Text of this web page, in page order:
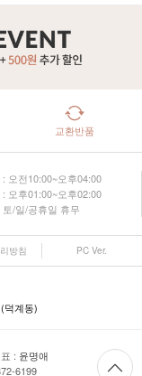
교환반품
오전10:00~오후04:00
: 오후01:00~오후02:00
토/일/공휴일 휴무
방침 PC Ver.
덕계동)
: 윤명애
6199